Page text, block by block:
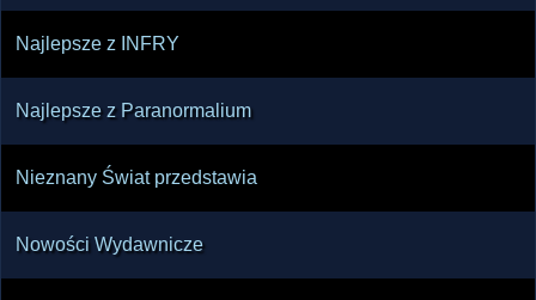
Najlepsze z INFRY
Najlepsze z Paranormalium
Nieznany Świat przedstawia
Nowości Wydawnicze